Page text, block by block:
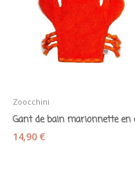
Zoocchini
14,90 €